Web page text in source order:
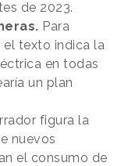
de 2023.
Para
texto indica la
en todas
un plan
figura la
nuevos
el consumo de